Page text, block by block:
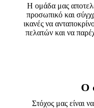
Η ομάδα μας
προσωπικό και
ικανές να
πελατών και να
Ο
Στόχος μας είναι